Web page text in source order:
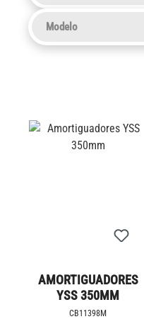
AMORTIGUADORES
YSS 350MM
CB11398M